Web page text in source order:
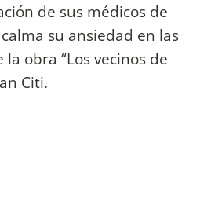
de sus médicos de
su ansiedad en las
obra “Los vecinos de
Citi.